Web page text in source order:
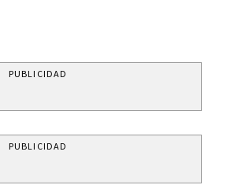
PUBLICIDAD
PUBLICIDAD